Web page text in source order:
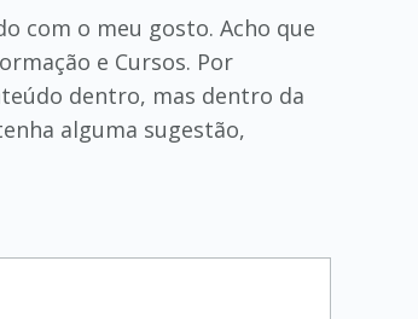
com o meu gosto. Acho que
e Cursos. Por
dentro, mas dentro da
alguma sugestão,